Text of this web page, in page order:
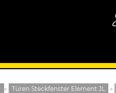
» Türen Steckfenster Element JL »